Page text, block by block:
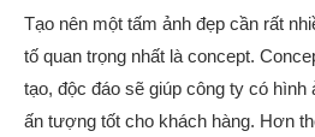
Tạo nên một tấm ảnh đẹp cần rất
tố quan trọng nhất là concept.
tạo, độc đáo sẽ giúp công ty có hình
ấn tượng tốt cho khách hàng. Hơn